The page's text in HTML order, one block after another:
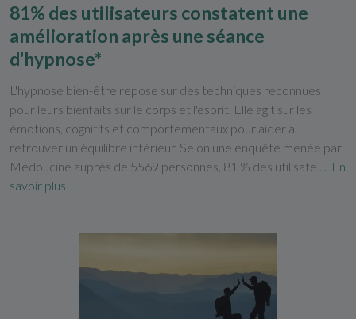
81% des utilisateurs constatent une
amélioration après une séance
d'hypnose*
L'hypnose bien-être repose sur des techniques reconnues
pour leurs bienfaits sur le corps et l'esprit. Elle agit sur les
émotions, cognitifs et comportementaux pour aider à
retrouver un équilibre intérieur. Selon une enquête menée par
Médoucine auprès de 5569 personnes, 81 % des utilisate ...
En
savoir plus